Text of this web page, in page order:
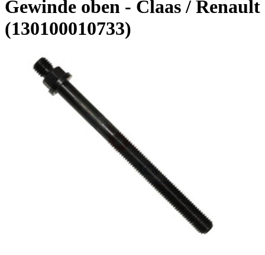
Gewinde oben - Claas / Renault
(130100010733)